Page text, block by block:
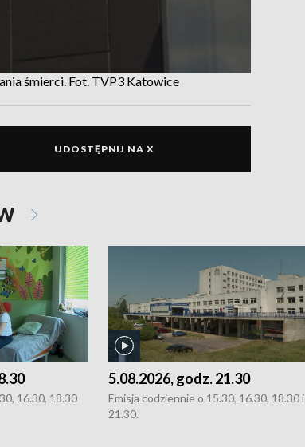
śmierci. Fot. TVP3 Katowice
UDOSTĘPNIJ NA X
16.30, 18.30
5.08.2026, godz. 21.30
Emisja codziennie o 15.30, 16.30, 18.30 i
21.30.